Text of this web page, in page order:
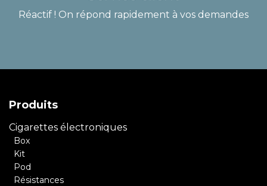
Réactif ! On répond rapidement à vos demandes
Produits
Cigarettes électroniques
Box
Kit
Pod
Résistances